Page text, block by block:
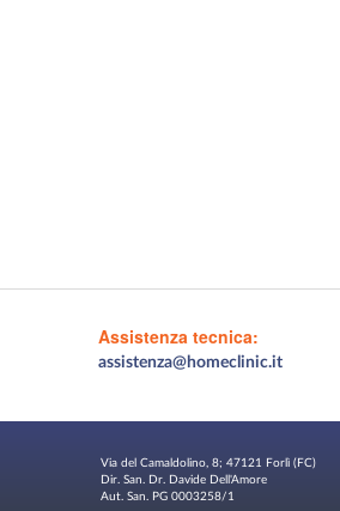
Assistenza tecnica:
assistenza@homeclinic.it
Via del Camaldolino, 8; 47121 Forlì (FC)
Dir. San. Dr. Davide Dell'Amore
Aut. San. PG 0003258/1